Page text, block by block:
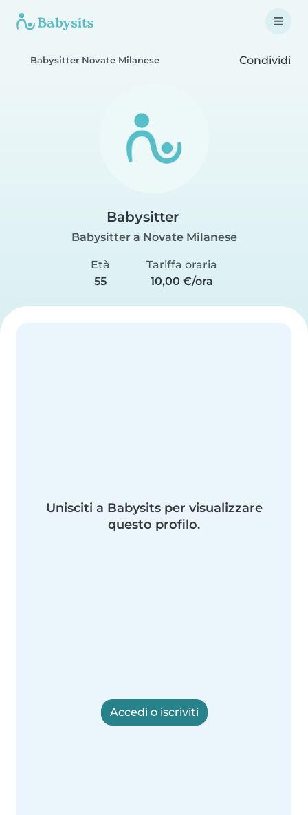
Babysitter Novate Milanese Condividi
Babysitter
Babysitter a Novate Milanese
Età
55
Tariffa oraria
10,00 €/ora
Unisciti a Babysits per visualizzare
questo profilo.
Accedi o iscriviti